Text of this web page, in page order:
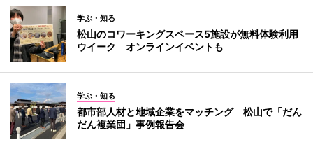
学ぶ・知る
松山のコワーキングスペース5施設が無料体験利用
ウイーク オンラインイベントも
学ぶ・知る
都市部人材と地域企業をマッチング 松山で「だん
だん複業団」事例報告会